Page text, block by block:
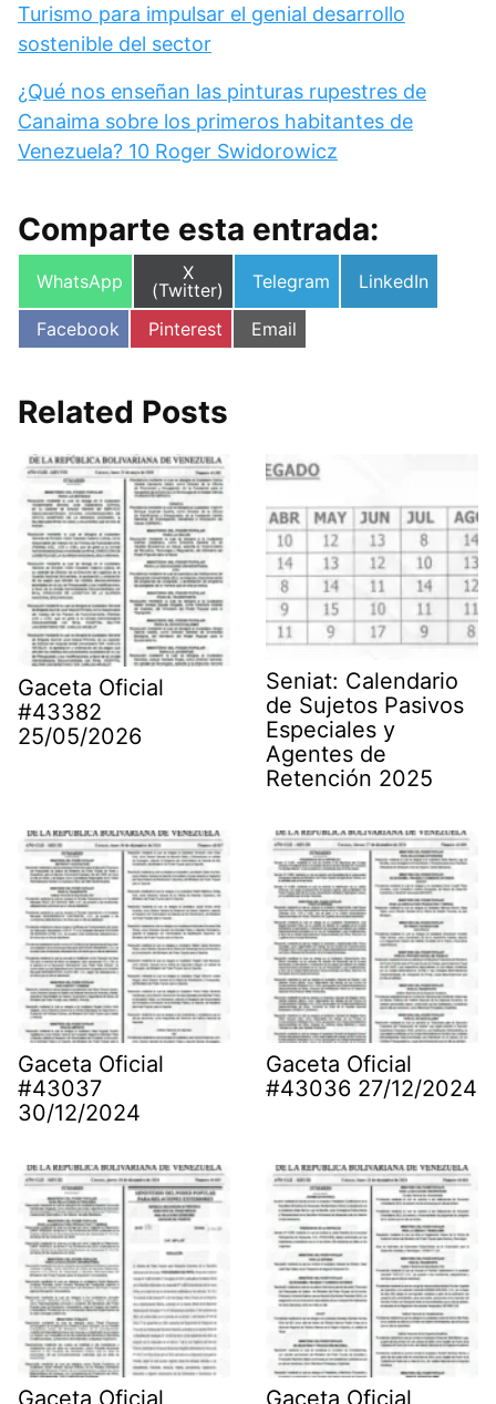
Turismo para impulsar el genial desarrollo
sostenible del sector
¿Qué nos enseñan las pinturas rupestres de
Canaima sobre los primeros habitantes de
Venezuela? 10 Roger Swidorowicz
Comparte esta entrada:
Compartir
WhatsApp
Compartir
en
X
(Twitter)
Compartir
Telegram
Compartir
LinkedIn
Compartir
en
Facebook
Compartir
en
Pinterest
Compartir
en
Email
Related Posts
Gaceta Oficial
#43382
25/05/2026
Seniat: Calendario
de Sujetos Pasivos
Especiales y
Agentes de
Retención 2025
Gaceta Oficial
#43037
30/12/2024
Gaceta Oficial
#43036 27/12/2024